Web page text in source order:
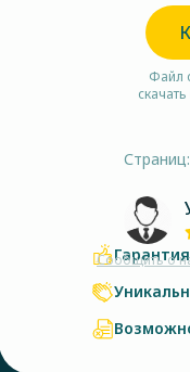
Файл
Страниц:
Сообщить о